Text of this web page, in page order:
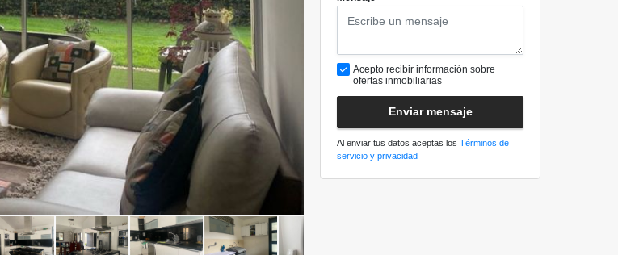
Acepto recibir información sobre
ofertas inmobiliarias
Enviar mensaje
Al enviar tus datos aceptas los Términos de
servicio y privacidad